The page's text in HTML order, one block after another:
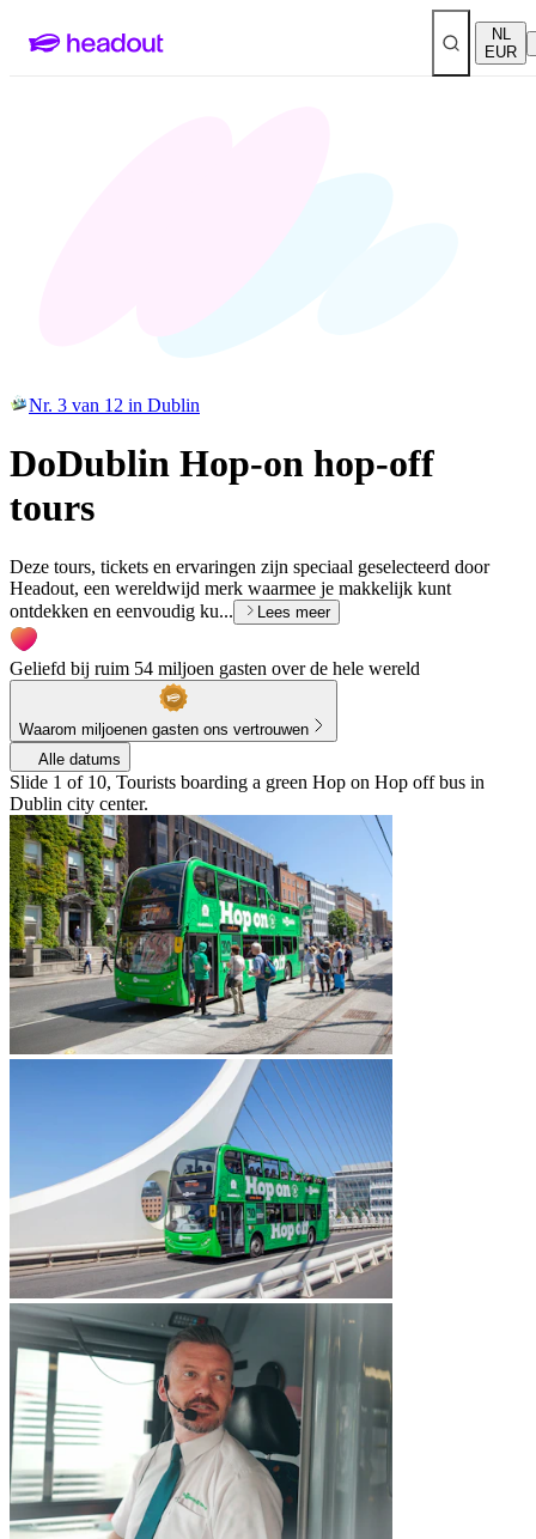
NL
EUR
Nr. 3 van 12 in Dublin
DoDublin Hop-on hop-off
tours
Deze tours, tickets en ervaringen zijn speciaal geselecteerd door
Headout, een wereldwijd merk waarmee je makkelijk kunt
ontdekken en eenvoudig ku...
Lees meer
Geliefd bij ruim 54 miljoen gasten over de hele wereld
Waarom miljoenen gasten ons vertrouwen
Alle datums
Slide 1 of 10, Tourists boarding a green Hop on Hop off bus in
Dublin city center.